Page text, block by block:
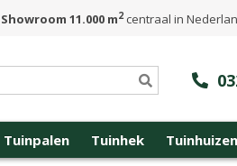
Showroom 11.000 m2centraal in
Tuinpalen Tuinhek Tuinhuizen